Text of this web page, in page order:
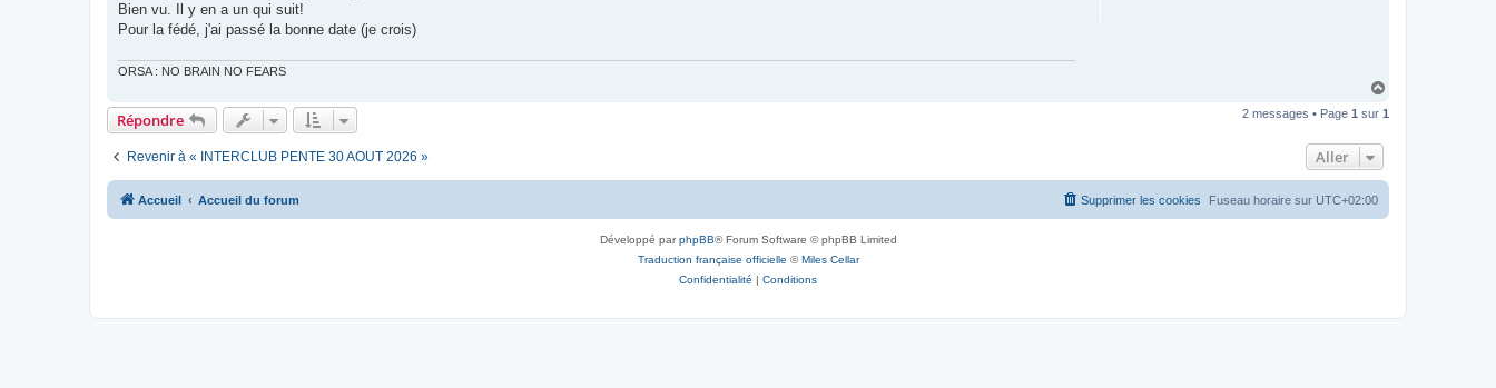
a
g
o
n
u
Bien vu. Il y en a un qui suit!
Pour la fédé, j'ai passé la bonne date (je crois)
ORSA : NO BRAIN NO FEARS
u
Répondre 2 messages • Page 1 sur 1
Revenir à « INTERCLUB PENTE 30 AOUT 2026 » Aller
Accueil Accueil du forum Fuseau horaire sur UTC+02:00
Supprimer les cookies
Développé parphpBB® Forum Software © phpBB Limited
Traduction française officielle ©Miles Cellar
Confidentialité | Conditions